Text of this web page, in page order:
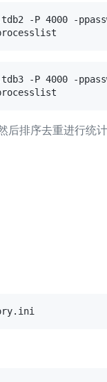
-P 4000 -
-P 4000 -
后排序去重进行统